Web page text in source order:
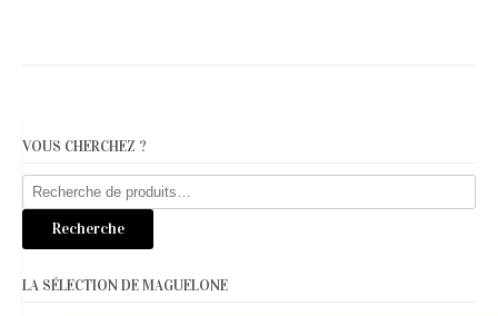
VOUS CHERCHEZ ?
Recherche
pour :
Recherche
LA SÉLECTION DE MAGUELONE